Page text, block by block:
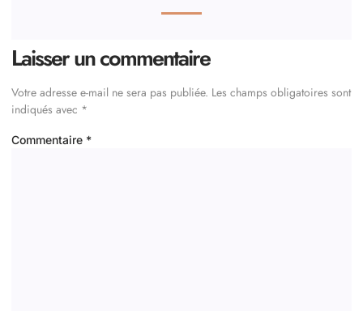
Laisser un commentaire
Votre adresse e-mail ne sera pas publiée. Les champs obligatoires sont
indiqués avec *
Commentaire *